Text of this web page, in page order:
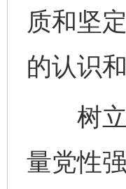
质和坚
的认识
树立
量党性